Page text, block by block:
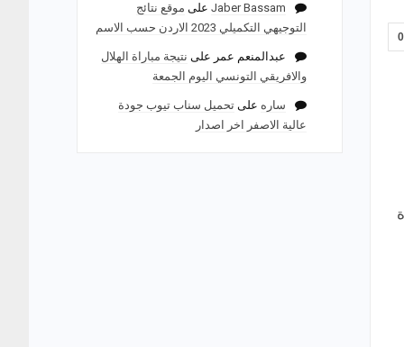
0
Jaber Bassamعلى موقع نتائج
التوجيهي التكميلي 2023 الاردن حسب الاسم
عبدالمنعم عمر على نتيجة مباراة الهلال
والافريقي التونسي اليوم الجمعة
ساره على تحميل سناب تيوب جودة
عالية الاصفر اخر اصدار